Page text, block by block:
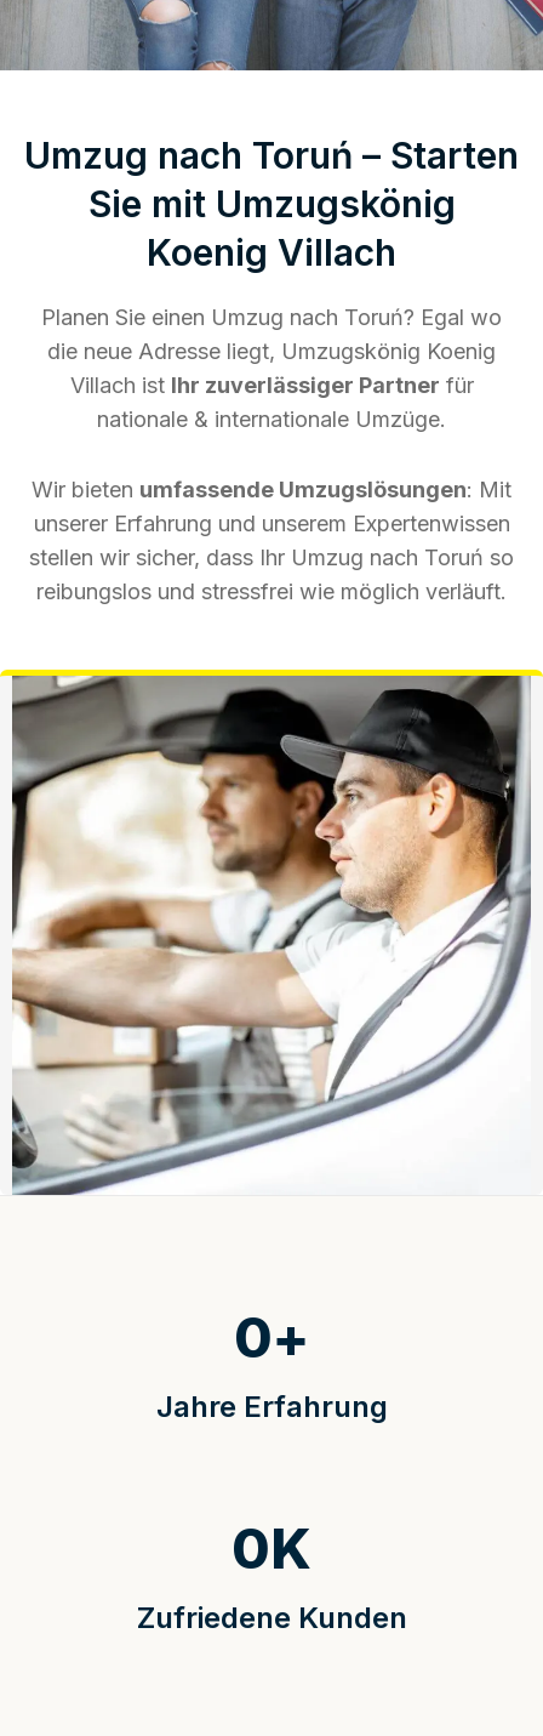
Umzug nach Toruń – Starten
Sie mit Umzugskönig
Koenig Villach
Planen Sie einen Umzug nach Toruń? Egal wo
die neue Adresse liegt, Umzugskönig Koenig
Villach ist Ihr zuverlässiger Partner für
nationale & internationale Umzüge.
Wir bieten umfassende Umzugslösungen: Mit
unserer Erfahrung und unserem Expertenwissen
stellen wir sicher, dass Ihr Umzug nach Toruń so
reibungslos und stressfrei wie möglich verläuft.
Jahre Erfahrung
0+
Zufriedene Kunden
0K